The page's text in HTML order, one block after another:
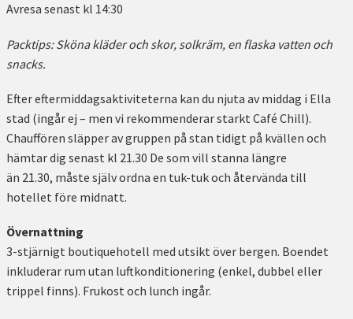
Avresa senast kl 14:30
Packtips: Sköna kläder och skor, solkräm, en flaska vatten och
snacks.
Efter eftermiddagsaktiviteterna kan du njuta av middag i Ella
stad (ingår ej – men vi rekommenderar starkt Café Chill).
Chauffören släpper av gruppen på stan tidigt på kvällen och
hämtar dig senast kl 21.30 De som vill stanna längre
än 21.30, måste själv ordna en tuk-tuk och återvända till
hotellet före midnatt.
Övernattning
3-stjärnigt boutiquehotell med utsikt över bergen. Boendet
inkluderar rum utan luftkonditionering (enkel, dubbel eller
trippel finns). Frukost och lunch ingår.